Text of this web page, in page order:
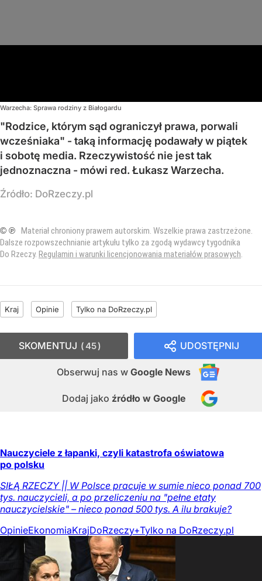
Warzecha: Sprawa rodziny z Białogardu
"Rodzice, którym sąd ograniczył prawa, porwali
wcześniaka" - taką informację podawały w piątek
i sobotę media. Rzeczywistość nie jest tak
jednoznaczna - mówi red. Łukasz Warzecha.
Źródło: DoRzeczy.pl
© ℗ Materiał chroniony prawem autorskim. Wszelkie prawa zastrzeżone.
Dalsze rozpowszechnianie artykułu tylko za zgodą wydawcy tygodnika
Do Rzeczy. Regulamin i warunki licencjonowania materiałów prasowych.
Kraj Opinie Tylko na DoRzeczy.pl
UDOSTĘPNIJ
Obserwuj nas w Google News
Dodaj jako źródło w Google
SKOMENTUJ 45
Nauczyciele z łapanki, czyli katastrofa oświatowa
po polsku
SIŁĄ RZECZY || W Polsce pracuje w sumie nieco ponad 700
tys. nauczycieli, a po przeliczeniu na "pełne etaty
nauczycielskie" – nieco ponad 500 tys. A ilu brakuje?
OpinieEkonomiaKrajDoRzeczy+Tylko na DoRzeczy.pl